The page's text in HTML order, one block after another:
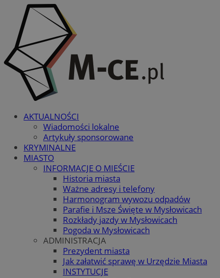
AKTUALNOŚCI
Wiadomości lokalne
Artykuły sponsorowane
KRYMINALNE
MIASTO
INFORMACJE O MIEŚCIE
Historia miasta
Ważne adresy i telefony
Harmonogram wywozu odpadów
Parafie i Msze Święte w Mysłowicach
Rozkłady jazdy w Mysłowicach
Pogoda w Mysłowicach
ADMINISTRACJA
Prezydent miasta
Jak załatwić sprawę w Urzędzie Miasta
INSTYTUCJE